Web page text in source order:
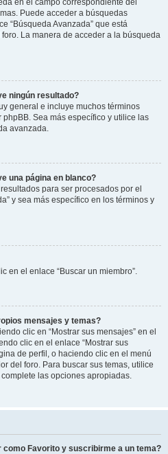
en el campo correspondiente del
Puede acceder a búsquedas
“Búsqueda Avanzada” que está
La manera de acceder a la búsqueda
ningún resultado?
general e incluye muchos términos
Sea más específico y utilice las
avanzada.
una página en blanco?
para ser procesados por el
y sea más específico en los términos y
en el enlace “Buscar un miembro”.
mensajes y temas?
clic en “Mostrar sus mensajes” en el
clic en el enlace “Mostrar sus
de perfil, o haciendo clic en el menú
del foro. Para buscar sus temas, utilice
las opciones apropiadas.
Favorito y suscribirme a un tema?